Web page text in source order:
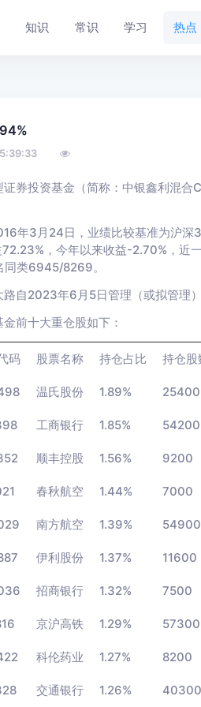
知识 常识 学习 热点
证券投资基金（简称：中银鑫利混
年3月24日，业绩比较基准为沪
，今年以来收益-2.70%，近
同类6945/8269。
自2023年6月5日管理（或拟管理
前十大重仓股如下：
码 股票名称 持仓占比 持仓股
温氏股份 1.89% 25400
工商银行 1.85% 54200
顺丰控股 1.56% 9200
春秋航空 1.44% 7000
南方航空 1.39% 54900
伊利股份 1.37% 11600
招商银行 1.32% 7500
京沪高铁 1.29% 57300
科伦药业 1.27% 8200
交通银行 1.26% 40300